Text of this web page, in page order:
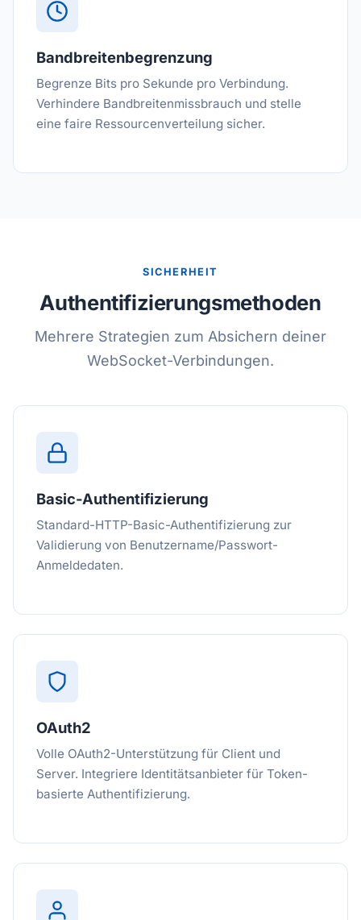
Bandbreitenbegrenzung
Begrenze Bits pro Sekunde pro Verbindung.
Verhindere Bandbreitenmissbrauch und stelle
eine faire Ressourcenverteilung sicher.
SICHERHEIT
Authentifizierungsmethoden
Mehrere Strategien zum Absichern deiner
WebSocket-Verbindungen.
Basic-Authentifizierung
Standard-HTTP-Basic-Authentifizierung zur
Validierung von Benutzername/Passwort-
Anmeldedaten.
OAuth2
Volle OAuth2-Unterstützung für Client und
Server. Integriere Identitätsanbieter für Token-
basierte Authentifizierung.